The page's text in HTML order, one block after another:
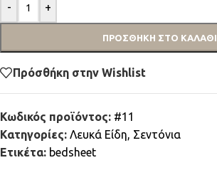
- +
ΠΡΟΣΘΉΚΗ ΣΤΟ ΚΑΛΆΘΙ
Πρόσθήκη στην Wishlist
Κωδικός προϊόντος: #11
Κατηγορίες: Λευκά Είδη, Σεντόνια
Ετικέτα: bedsheet